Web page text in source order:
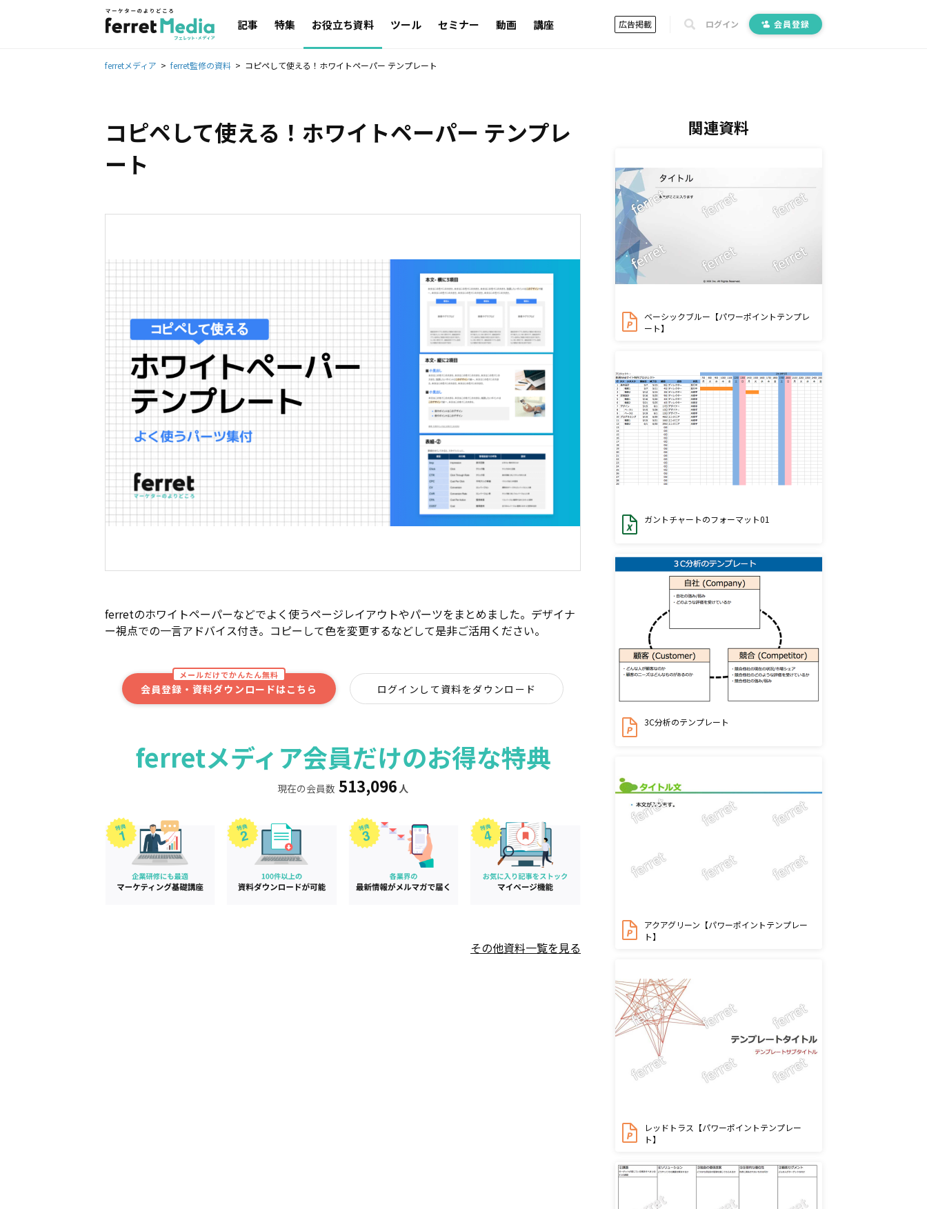
記事 特集 お役立ち資料 ツール セミナー 動画 講座 広告掲載 ログイン 会員登録
ferretメディア ferret監修の資料 コピペして使える！ホワイトペーパー テンプレート
コピペして使える！ホワイトペーパー テンプレ
ート
ferretのホワイトペーパーなどでよく使うページレイアウトやパーツをまとめました。デザイナ
ー視点での一言アドバイス付き。コピーして色を変更するなどして是非ご活用ください。
メールだけでかんたん無料
会員登録・資料ダウンロードはこちら ログインして資料をダウンロード
ferretメディア会員だけのお得な特典
現在の会員数 513,096人
その他資料一覧を見る
関連資料
ベーシックブルー【パワーポイントテンプレ
ート】
ガントチャートのフォーマット01
3C分析のテンプレート
アクアグリーン【パワーポイントテンプレー
ト】
レッドトラス【パワーポイントテンプレー
ト】